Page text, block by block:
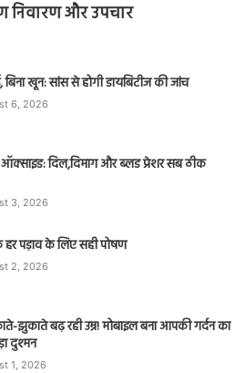
निवारण और उपचार
बिना खून: सांस से होगी डायबिटीज की जांच
6, 2026
ऑक्साइड: दिल,दिमाग और ब्लड प्रेशर सब ठीक
3, 2026
पड़ाव के लिए सही पोषण
2, 2026
झुकाते बढ़ रही उम्र! मोबाइल बना आपकी गर्दन का
दुश्मन
1, 2026